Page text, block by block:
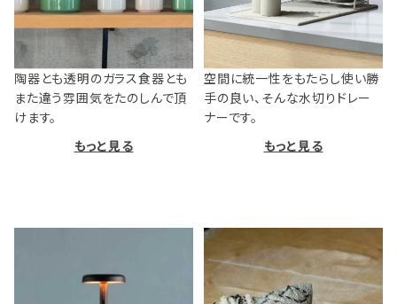
陶器とも透明のガラス食器とも
また違う雰囲気をたのしんで頂
けます。
もっと見る
空間に統一性をもたらし使い勝
手の良い、そんな水切りドレー
ナーです。
もっと見る